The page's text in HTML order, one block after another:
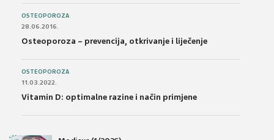
OSTEOPOROZA
28.06.2016.
Osteoporoza – prevencija, otkrivanje i liječenje
OSTEOPOROZA
11.03.2022.
Vitamin D: optimalne razine i način primjene